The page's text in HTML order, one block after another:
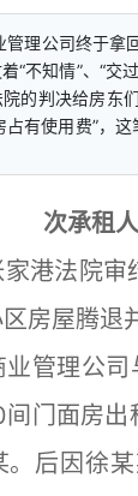
管理公司终于拿
“不知情”、“
的判决给房东
占有使用费”，
次承租
法院审
房屋腾退
理公司
间门面房
。后因徐